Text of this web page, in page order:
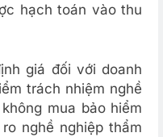
hạch toán vào thu
giá đối với doanh
trách nhiệm nghề
mua bảo hiểm
nghề nghiệp thẩm